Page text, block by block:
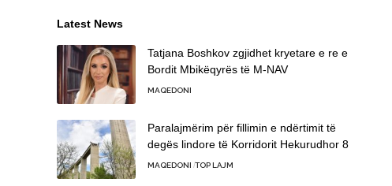
Latest News
Tatjana Boshkov zgjidhet kryetare e re e
Bordit Mbikëqyrës të M-NAV
MAQEDONI
Paralajmërim për fillimin e ndërtimit të
degës lindore të Korridorit Hekurudhor 8
MAQEDONI TOP LAJM